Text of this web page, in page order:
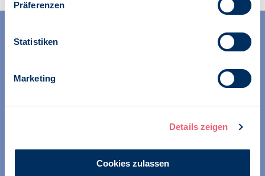
Präferenzen
Statistiken
Marketing
Details zeigen
Cookies zulassen
Wir unterstützen Psychologinnen und Psychologen in
Umweltpsychologie in der Öffentlichkeit, Gesellschaft und